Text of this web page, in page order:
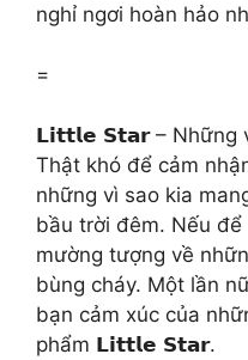
nghỉ ngơi hoàn hảo
=
𝗟𝗶𝘁𝘁𝗹𝗲 𝗦𝘁𝗮𝗿 –
Thật khó để cảm
những vì sao kia
bầu trời đêm. Nếu
mường tượng về
bùng cháy. Một lần
bạn cảm xúc của
phẩm 𝗟𝗶𝘁𝘁𝗹𝗲 𝗦𝘁𝗮𝗿.